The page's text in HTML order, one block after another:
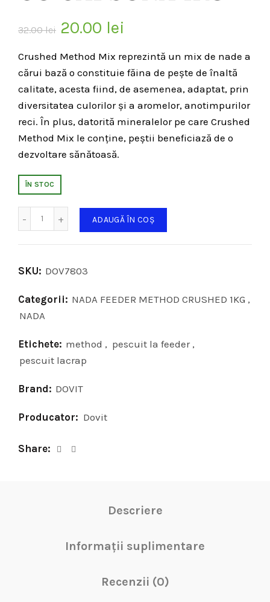
32.00lei Prețul
inițial
a
fost:
32.00 lei.
20.00 lei
curent
este:
20.00 lei.
Crushed Method Mix reprezintă un mix de nade a
cărui bază o constituie făina de pește de înaltă
calitate, acesta fiind, de asemenea, adaptat, prin
diversitatea culorilor și a aromelor, anotimpurilor
reci. În plus, datorită mineralelor pe care Crushed
Method Mix le conține, peștii beneficiază de o
dezvoltare sănătoasă.
ÎN STOC
ADAUGĂ ÎN COȘ
SKU: DOV7803
Categorii: NADA FEEDER METHOD CRUSHED 1KG ,
NADA
Etichete: method , pescuit la feeder ,
pescuit lacrap
Brand: DOVIT
Producator: Dovit
Share
Descriere
Informații suplimentare
Recenzii (0)